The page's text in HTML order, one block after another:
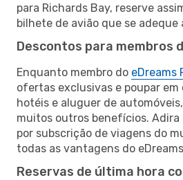
para Richards Bay, reserve
bilhete de avião que se adeque
Descontos para membros
Enquanto membro do eDreams
ofertas exclusivas e poupar em
hotéis e aluguer de
muitos outros benefícios. Adira
por subscrição de viagens do
todas as vantagens do
Reservas de última hora